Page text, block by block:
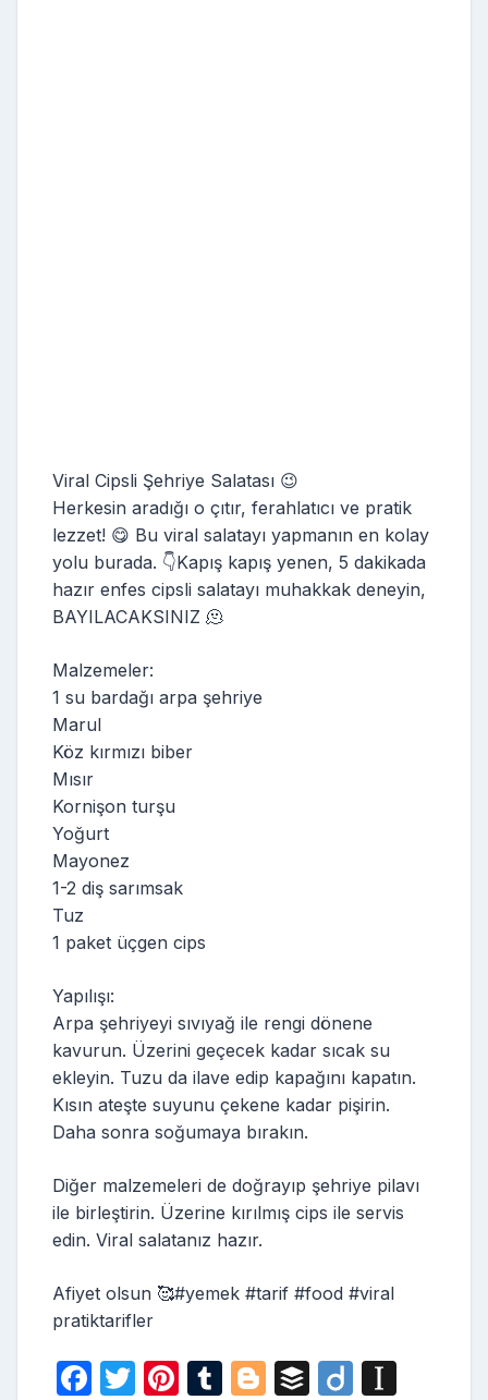
Viral Cipsli Şehriye Salatası 😉
Herkesin aradığı o çıtır, ferahlatıcı ve pratik
lezzet! 😋 Bu viral salatayı yapmanın en kolay
yolu burada. 👇Kapış kapış yenen, 5 dakikada
hazır enfes cipsli salatayı muhakkak deneyin,
BAYILACAKSINIZ 🫠
Malzemeler:
1 su bardağı arpa şehriye
Marul
Köz kırmızı biber
Mısır
Kornişon turşu
Yoğurt
Mayonez
1-2 diş sarımsak
Tuz
1 paket üçgen cips
Yapılışı:
Arpa şehriyeyi sıvıyağ ile rengi dönene
kavurun. Üzerini geçecek kadar sıcak su
ekleyin. Tuzu da ilave edip kapağını kapatın.
Kısın ateşte suyunu çekene kadar pişirin.
Daha sonra soğumaya bırakın.
Diğer malzemeleri de doğrayıp şehriye pilavı
ile birleştirin. Üzerine kırılmış cips ile servis
edin. Viral salatanız hazır.
Afiyet olsun 🥰#yemek #tarif #food #viral
pratiktarifler
F
T
Pi T
Bl B
Di